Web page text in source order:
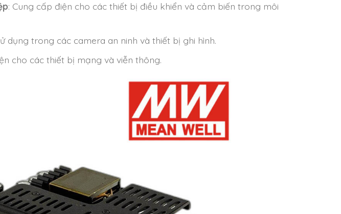
: Cung cấp điện cho các thiết bị điều khiển và cảm biến trong môi
dụng trong các camera an ninh và thiết bị ghi hình.
cho các thiết bị mạng và viễn thông.